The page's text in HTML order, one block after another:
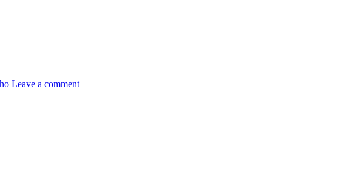
Leave a comment